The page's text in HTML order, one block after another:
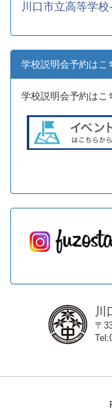
川口市立高等学校
学校説明会予約はこ
学校説明会予約はこ
川
〒
Tel